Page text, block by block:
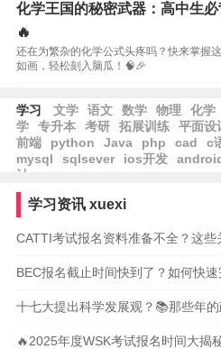
化学王国的秘密武器：高中生
🔥
还在为繁杂的化学公式头疼吗？快来掌握
如画，轻松刻入脑瓜！🧠🎉
学习 文学 语文 数学 物理 化学
学
专升本 考研 拓展训练 平面设
前端
python Java php cad c
mysql
sqlsever ios开发
计
学习资讯 xuexi
CATTI考试报名资料准备不全？这些
BEC报名截止时间快到了？如何快速
十七大提出科学发展观？📚那些年
🔥2025年度WSK考试报名时间大揭